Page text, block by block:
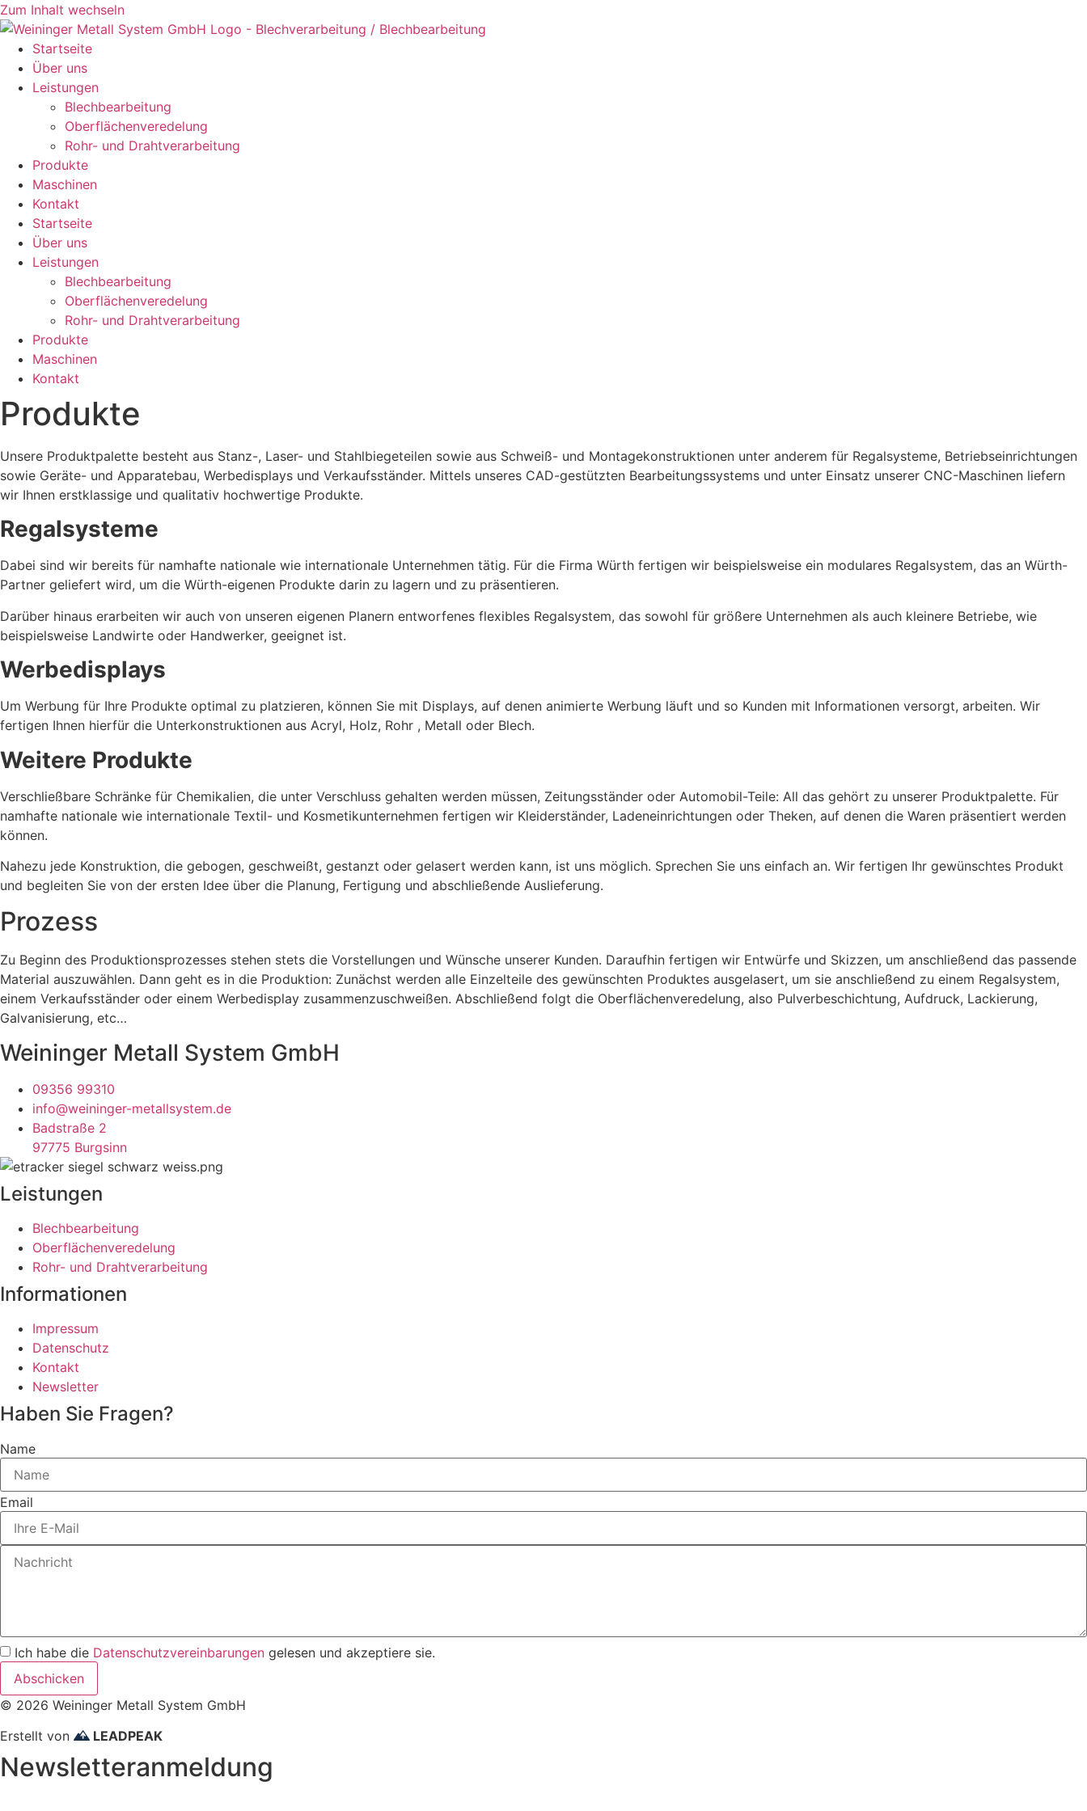
Zum Inhalt wechseln
Startseite
Über uns
Leistungen
Blechbearbeitung
Oberflächenveredelung
Rohr- und Drahtverarbeitung
Produkte
Maschinen
Kontakt
Startseite
Über uns
Leistungen
Blechbearbeitung
Oberflächenveredelung
Rohr- und Drahtverarbeitung
Produkte
Maschinen
Kontakt
Produkte
Unsere Produktpalette besteht aus Stanz-, Laser- und Stahlbiegeteilen sowie aus Schweiß- und Montagekonstruktionen unter anderem für Regalsysteme, Betriebseinrichtungen
sowie Geräte- und Apparatebau, Werbedisplays und Verkaufsständer. Mittels unseres CAD-gestützten Bearbeitungssystems und unter Einsatz unserer CNC-Maschinen liefern
wir Ihnen erstklassige und qualitativ hochwertige Produkte.
Regalsysteme
Dabei sind wir bereits für namhafte nationale wie internationale Unternehmen tätig. Für die Firma Würth fertigen wir beispielsweise ein modulares Regalsystem, das an Würth-
Partner geliefert wird, um die Würth-eigenen Produkte darin zu lagern und zu präsentieren.
Darüber hinaus erarbeiten wir auch von unseren eigenen Planern entworfenes flexibles Regalsystem, das sowohl für größere Unternehmen als auch kleinere Betriebe, wie
beispielsweise Landwirte oder Handwerker, geeignet ist.
Werbedisplays
Um Werbung für Ihre Produkte optimal zu platzieren, können Sie mit Displays, auf denen animierte Werbung läuft und so Kunden mit Informationen versorgt, arbeiten. Wir
fertigen Ihnen hierfür die Unterkonstruktionen aus Acryl, Holz, Rohr , Metall oder Blech.
Weitere Produkte
Verschließbare Schränke für Chemikalien, die unter Verschluss gehalten werden müssen, Zeitungsständer oder Automobil-Teile: All das gehört zu unserer Produktpalette. Für
namhafte nationale wie internationale Textil- und Kosmetikunternehmen fertigen wir Kleiderständer, Ladeneinrichtungen oder Theken, auf denen die Waren präsentiert werden
können.
Nahezu jede Konstruktion, die gebogen, geschweißt, gestanzt oder gelasert werden kann, ist uns möglich. Sprechen Sie uns einfach an. Wir fertigen Ihr gewünschtes Produkt
und begleiten Sie von der ersten Idee über die Planung, Fertigung und abschließende Auslieferung.
Prozess
Zu Beginn des Produktionsprozesses stehen stets die Vorstellungen und Wünsche unserer Kunden. Daraufhin fertigen wir Entwürfe und Skizzen, um anschließend das passende
Material auszuwählen. Dann geht es in die Produktion: Zunächst werden alle Einzelteile des gewünschten Produktes ausgelasert, um sie anschließend zu einem Regalsystem,
einem Verkaufsständer oder einem Werbedisplay zusammenzuschweißen. Abschließend folgt die Oberflächenveredelung, also Pulverbeschichtung, Aufdruck, Lackierung,
Galvanisierung, etc…
Weininger Metall System GmbH
09356 99310
info@weininger-metallsystem.de
Badstraße 2
97775 Burgsinn
Leistungen
Blechbearbeitung
Oberflächenveredelung​
Rohr- und Drahtverarbeitung
Informationen
Impressum
Datenschutz
Kontakt
Newsletter
Haben Sie Fragen?
Name
Email
Ich habe die Datenschutzvereinbarungen gelesen und akzeptiere sie.
Abschicken
© 2026 Weininger Metall System GmbH
Erstellt von
LEADPEAK
Newsletteranmeldung